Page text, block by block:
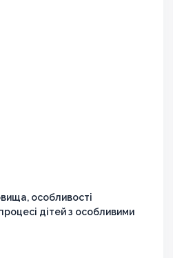
особливості
дітей з особливими